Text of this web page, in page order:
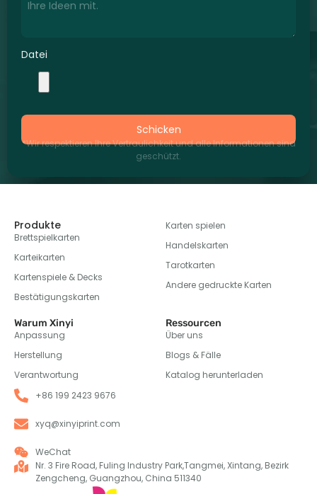
Datei
Schicken
*Wir respektieren Ihre Vertraulichkeit und alle Informationen sind
geschützt.
Produkte
Brettspielkarten
Karteikarten
Kartenspiele & Decks
Bestätigungskarten
Karten spielen
Handelskarten
Tarotkarten
Andere gedruckte Karten
Warum Xinyi
Anpassung
Herstellung
Verantwortung
Ressourcen
Über uns
Blogs & Fälle
Katalog herunterladen
+86 199 2423 9676
xyq@xinyiprint.com
WeChat
Nr. 3 Fire Road, Fuling Industry Park,Tangmei, Xintang, Bezirk
Zengcheng, Guangzhou, China 511340